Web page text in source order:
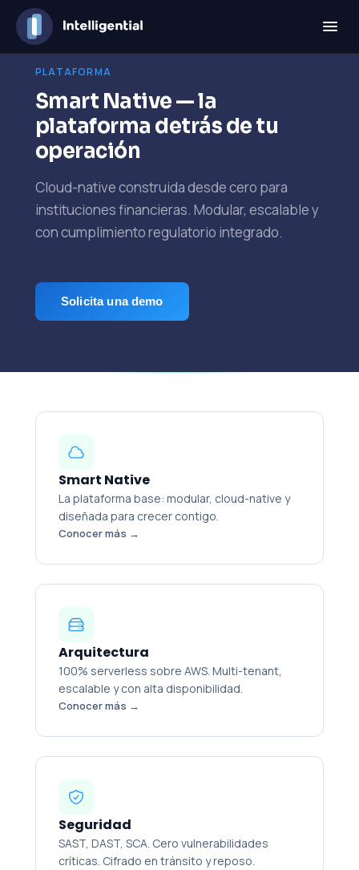
PLATAFORMA
Smart Native — la
plataforma detrás de tu
operación
Cloud-native construida desde cero para
instituciones financieras. Modular, escalable y
con cumplimiento regulatorio integrado.
Solicita una demo
Smart Native
La plataforma base: modular, cloud-native y
diseñada para crecer contigo.
Conocer más →
Arquitectura
100% serverless sobre AWS. Multi-tenant,
escalable y con alta disponibilidad.
Conocer más →
Seguridad
SAST, DAST, SCA. Cero vulnerabilidades
críticas. Cifrado en tránsito y reposo.